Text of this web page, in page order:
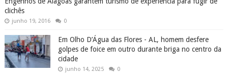
clichês
junho 19, 2016 0
Em Olho D’Água das Flores - AL, homem desfere
golpes de foice em outro durante briga no centro da
cidade
junho 14, 2025 0